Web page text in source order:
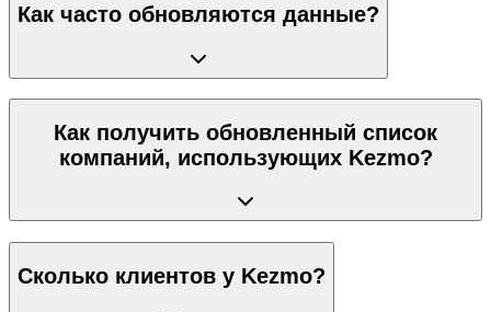
Как часто обновляются данные?
Как получить обновленный список
компаний, использующих Kezmo?
Сколько клиентов у Kezmo?